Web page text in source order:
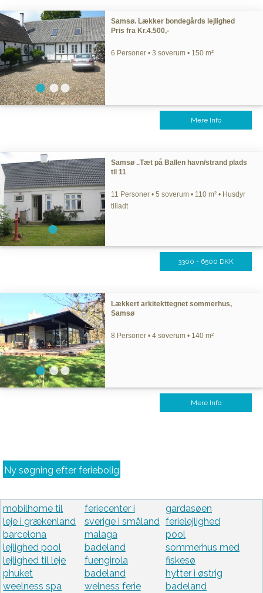
Samsø. Lækker bondegårds lejlighed
Pris fra Kr.4.500,-
6 Personer • 3 soverum • 150 m²
Mere Info
Samsø ..Tæt på Ballen havn/strand plads
til 11
11 Personer • 5 soverum • 110 m² • Husdyr
tilladt
3300 - 6500 DKK
Lækkert arkitekttegnet sommerhus,
Samsø
8 Personer • 4 soverum • 140 m²
Mere Info
Ny søgning efter feriebolig
mobilhome til
leje i grækenland
barcelona
lejlighed pool
lejlighed til leje
phuket
weelness spa
feriecenter i
sverige i småland
malaga
badeland
fuengirola
badeland
welness ferie
gardasøen
ferielejlighed
pool
sommerhus med
fiskesø
hytter i østrig
badeland